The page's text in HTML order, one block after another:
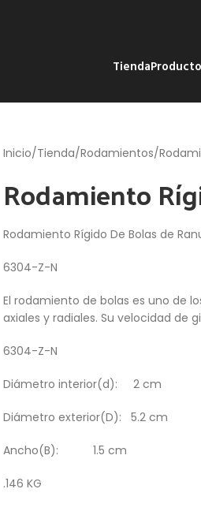
Tienda
Inicio Tienda Rodamientos
Rodamiento
Rodamiento Rígido De Bolas de
6304-Z-N
El rodamiento de bolas es uno de
axiales y radiales. Su velocidad de
6304-Z-N
Diámetro interior(d): 2 cm
Diámetro exterior(D): 5.2 cm
Ancho(B): 1.5 cm
.146 KG